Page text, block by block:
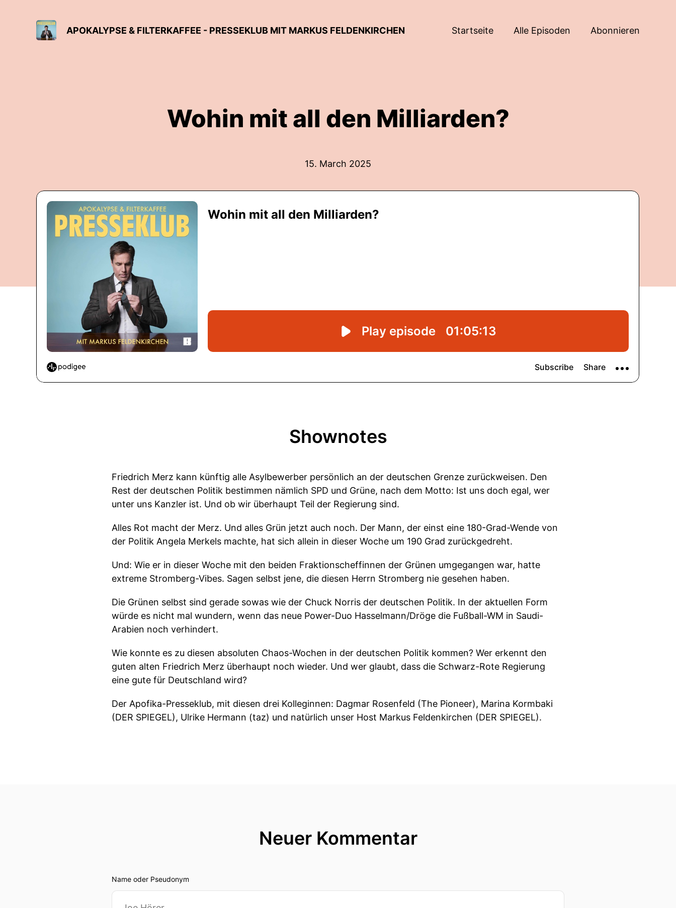
APOKALYPSE & FILTERKAFFEE - PRESSEKLUB MIT MARKUS FELDENKIRCHEN Startseite Alle Episoden Abonnieren
Wohin mit all den Milliarden?
15. March 2025
Shownotes
Friedrich Merz kann künftig alle Asylbewerber persönlich an der deutschen Grenze zurückweisen. Den
Rest der deutschen Politik bestimmen nämlich SPD und Grüne, nach dem Motto: Ist uns doch egal, wer
unter uns Kanzler ist. Und ob wir überhaupt Teil der Regierung sind.
Alles Rot macht der Merz. Und alles Grün jetzt auch noch. Der Mann, der einst eine 180-Grad-Wende von
der Politik Angela Merkels machte, hat sich allein in dieser Woche um 190 Grad zurückgedreht.
Und: Wie er in dieser Woche mit den beiden Fraktionscheffinnen der Grünen umgegangen war, hatte
extreme Stromberg-Vibes. Sagen selbst jene, die diesen Herrn Stromberg nie gesehen haben.
Die Grünen selbst sind gerade sowas wie der Chuck Norris der deutschen Politik. In der aktuellen Form
würde es nicht mal wundern, wenn das neue Power-Duo Hasselmann/Dröge die Fußball-WM in Saudi-
Arabien noch verhindert.
Wie konnte es zu diesen absoluten Chaos-Wochen in der deutschen Politik kommen? Wer erkennt den
guten alten Friedrich Merz überhaupt noch wieder. Und wer glaubt, dass die Schwarz-Rote Regierung
eine gute für Deutschland wird?
Der Apofika-Presseklub, mit diesen drei Kolleginnen: Dagmar Rosenfeld (The Pioneer), Marina Kormbaki
(DER SPIEGEL), Ulrike Hermann (taz) und natürlich unser Host Markus Feldenkirchen (DER SPIEGEL).
Neuer Kommentar
Name oder Pseudonym